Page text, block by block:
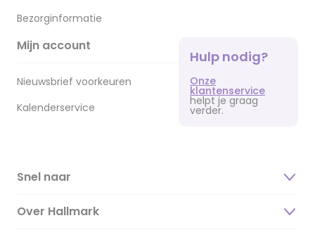
Bezorginformatie
Mijn account
Nieuwsbrief voorkeuren
Kalenderservice
Hulp nodig?
Onze
klantenservice
helpt je graag
verder.
Snel naar
Over Hallmark